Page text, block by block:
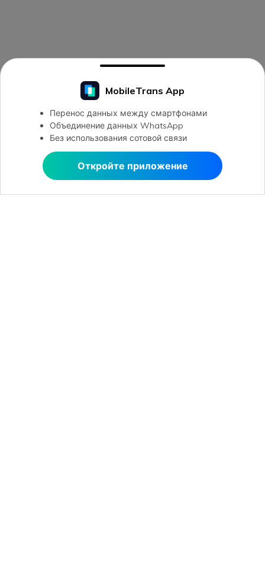
MobileTrans App
Перенос данных между смартфонами
Объединение данных WhatsApp
Без использования сотовой связи
Откройте приложение
Открыть в MobileTrans
Открыть в MobileTrans